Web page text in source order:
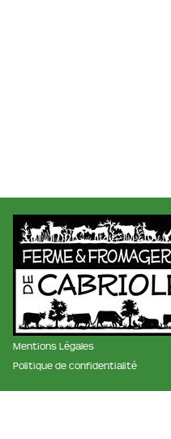
Mentions Légales
Politique de confidentialité